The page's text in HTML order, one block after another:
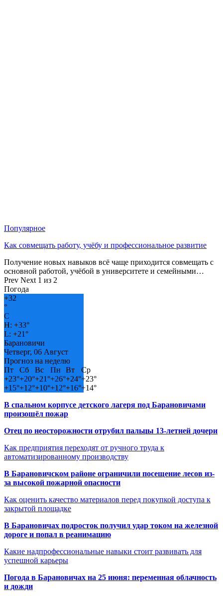
Популярное
Как совмещать работу, учёбу и профессиональное развитие
Получение новых навыков всё чаще приходится совмещать с
основной работой, учёбой в университете и семейными…
Prev Next 1 из 2
Погода
+32
°
C
H: +33°
L: +21°
Барановичи
Четверг, 06 Август
Прогноз на неделю
Пт
Сб Вс Пн Вт
Ср
+23°+20°+21°+26°+24°+23°
+15°+12°+10°+12°+16°+14°
В спальном корпусе детского лагеря под Барановичами
произошёл пожар
Отец по неосторожности отрубил пальцы 13-летней дочери
Как предприятия переходят от ручного труда к
автоматизированному производству
В Барановичском районе ограничили посещение лесов из-
за высокой пожарной опасности
Как оценить качество материалов перед покупкой доступа к
закрытой площадке
В Барановичах подросток получил удар током на железной
дороге и попал в реанимацию
Какие надпрофессиональные навыки стоит развивать для
успешной карьеры
Погода в Барановичах на 25 июня: переменная облачность
и дожди